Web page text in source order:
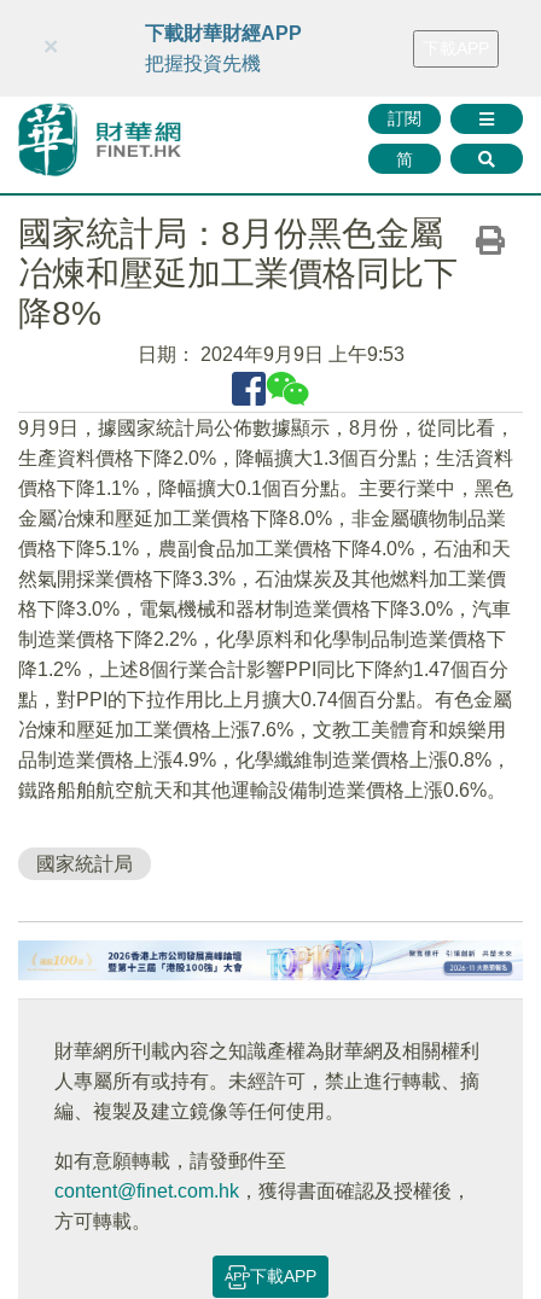
財華智庫網 FINTV FINMETA 財華證券 媒體矩陣
訂閱
简
×
下載財華財經APP
把握投資先機
國家統計局：8月份黑色金屬
冶煉和壓延加工業價格同比下
降8%
日期： 2024年9月9日 上午9:53
9月9日，據國家統計局公佈數據顯示，8月份，從同比看，
生產資料價格下降2.0%，降幅擴大1.3個百分點；生活資料
價格下降1.1%，降幅擴大0.1個百分點。主要行業中，黑色
金屬冶煉和壓延加工業價格下降8.0%，非金屬礦物制品業
價格下降5.1%，農副食品加工業價格下降4.0%，石油和天
然氣開採業價格下降3.3%，石油煤炭及其他燃料加工業價
格下降3.0%，電氣機械和器材制造業價格下降3.0%，汽車
制造業價格下降2.2%，化學原料和化學制品制造業價格下
降1.2%，上述8個行業合計影響PPI同比下降約1.47個百分
點，對PPI的下拉作用比上月擴大0.74個百分點。有色金屬
冶煉和壓延加工業價格上漲7.6%，文教工美體育和娛樂用
品制造業價格上漲4.9%，化學纖維制造業價格上漲0.8%，
鐵路船舶航空航天和其他運輸設備制造業價格上漲0.6%。
國家統計局
財華網所刊載內容之知識產權為財華網及相關權利
人專屬所有或持有。未經許可，禁止進行轉載、摘
編、複製及建立鏡像等任何使用。
如有意願轉載，請發郵件至
content@finet.com.hk ，獲得書面確認及授權後，
方可轉載。
下載APP